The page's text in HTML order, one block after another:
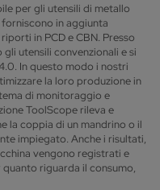
per gli utensili di metallo
in aggiunta
in PCD e CBN. Presso
utensili convenzionali e si
In questo modo i nostri
la loro produzione in
di monitoraggio e
ToolScope rileva e
la coppia di un mandrino o il
impiegato. Anche i risultati,
vengono registrati e
riguarda il consumo,